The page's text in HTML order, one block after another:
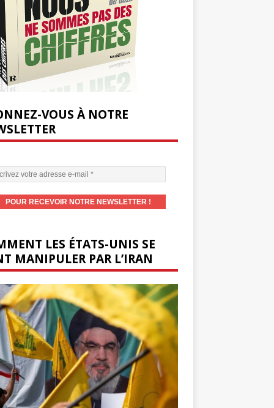
VOUS À NOTRE
LES ÉTATS-UNIS SE
MANIPULER PAR L’IRAN